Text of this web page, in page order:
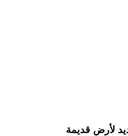
لأرض قديمة